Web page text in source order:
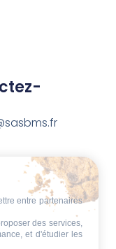
entre partenaires
des services,
et d'étudier les